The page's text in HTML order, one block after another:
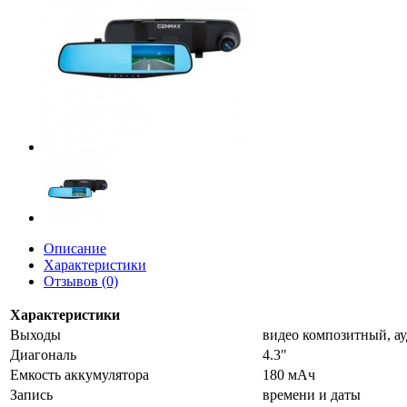
Описание
Характеристики
Отзывов (0)
Характеристики
Выходы
видео композитный,
Диагональ
4.3"
Емкость аккумулятора
180 мАч
Запись
времени и даты